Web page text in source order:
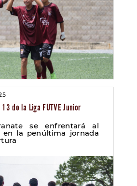
de la Liga FUTVE Junior
se enfrentará al
en la penúltima jornada